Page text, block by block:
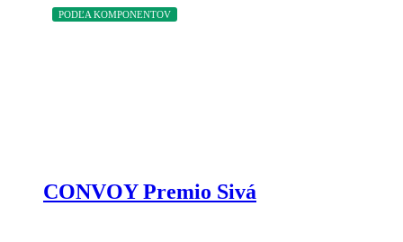
PODĽA KOMPONENTOV
CONVOY Premio Sivá